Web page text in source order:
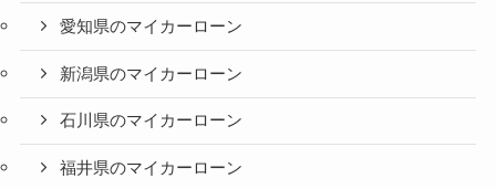
愛知県のマイカーローン
新潟県のマイカーローン
石川県のマイカーローン
福井県のマイカーローン